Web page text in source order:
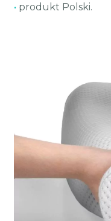
• produkt Polski.